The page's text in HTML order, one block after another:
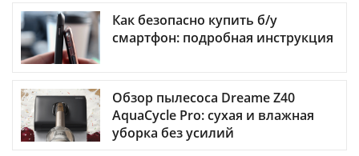
Как безопасно купить б/у
смартфон: подробная инструкция
Обзор пылесоса Dreame Z40
AquaCycle Pro: сухая и влажная
уборка без усилий